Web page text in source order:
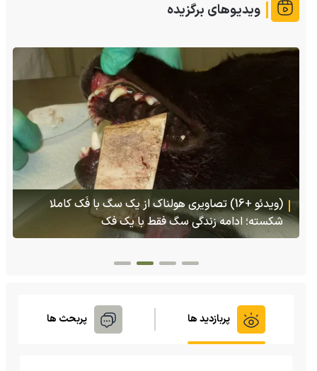
ویدیوهای برگزیده
(ویدئو) تولد یک گکوی دو سر در پنسیلوانیا
پربازدید ها پربحث ها